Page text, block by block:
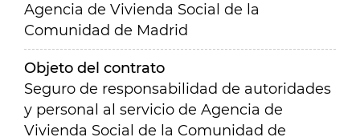
Agencia de Vivienda Social de la
Comunidad de Madrid
Objeto del contrato
Seguro de responsabilidad de autoridades
y personal al servicio de Agencia de
Vivienda Social de la Comunidad de